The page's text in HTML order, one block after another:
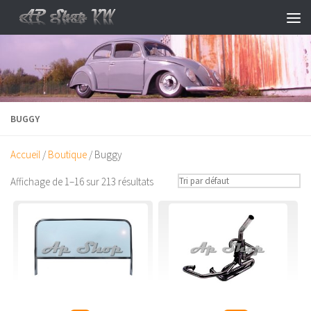
Skip to content
BUGGY
Accueil / Boutique / Buggy
Affichage de 1–16 sur 213 résultats